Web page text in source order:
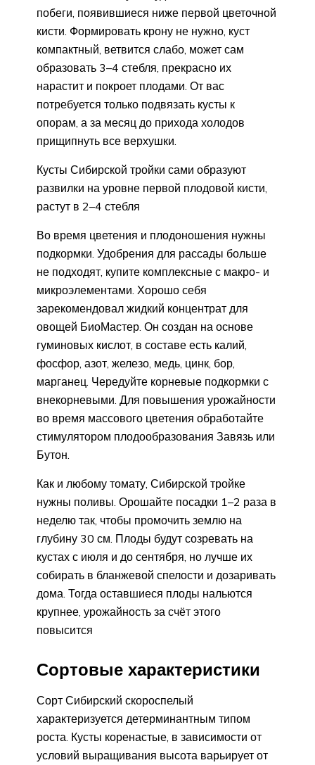
побеги, появившиеся ниже первой цветочной
кисти. Формировать крону не нужно, куст
компактный, ветвится слабо, может сам
образовать 3–4 стебля, прекрасно их
нарастит и покроет плодами. От вас
потребуется только подвязать кусты к
опорам, а за месяц до прихода холодов
прищипнуть все верхушки.
Кусты Сибирской тройки сами образуют
развилки на уровне первой плодовой кисти,
растут в 2–4 стебля
Во время цветения и плодоношения нужны
подкормки. Удобрения для рассады больше
не подходят, купите комплексные с макро- и
микроэлементами. Хорошо себя
зарекомендовал жидкий концентрат для
овощей БиоМастер. Он создан на основе
гуминовых кислот, в составе есть калий,
фосфор, азот, железо, медь, цинк, бор,
марганец. Чередуйте корневые подкормки с
внекорневыми. Для повышения урожайности
во время массового цветения обработайте
стимулятором плодообразования Завязь или
Бутон.
Как и любому томату, Сибирской тройке
нужны поливы. Орошайте посадки 1–2 раза в
неделю так, чтобы промочить землю на
глубину 30 см. Плоды будут созревать на
кустах с июля и до сентября, но лучше их
собирать в бланжевой спелости и дозаривать
дома. Тогда оставшиеся плоды нальются
крупнее, урожайность за счёт этого
повысится
Сортовые характеристики
Сорт Сибирский скороспелый
характеризуется детерминантным типом
роста. Кусты коренастые, в зависимости от
условий выращивания высота варьирует от